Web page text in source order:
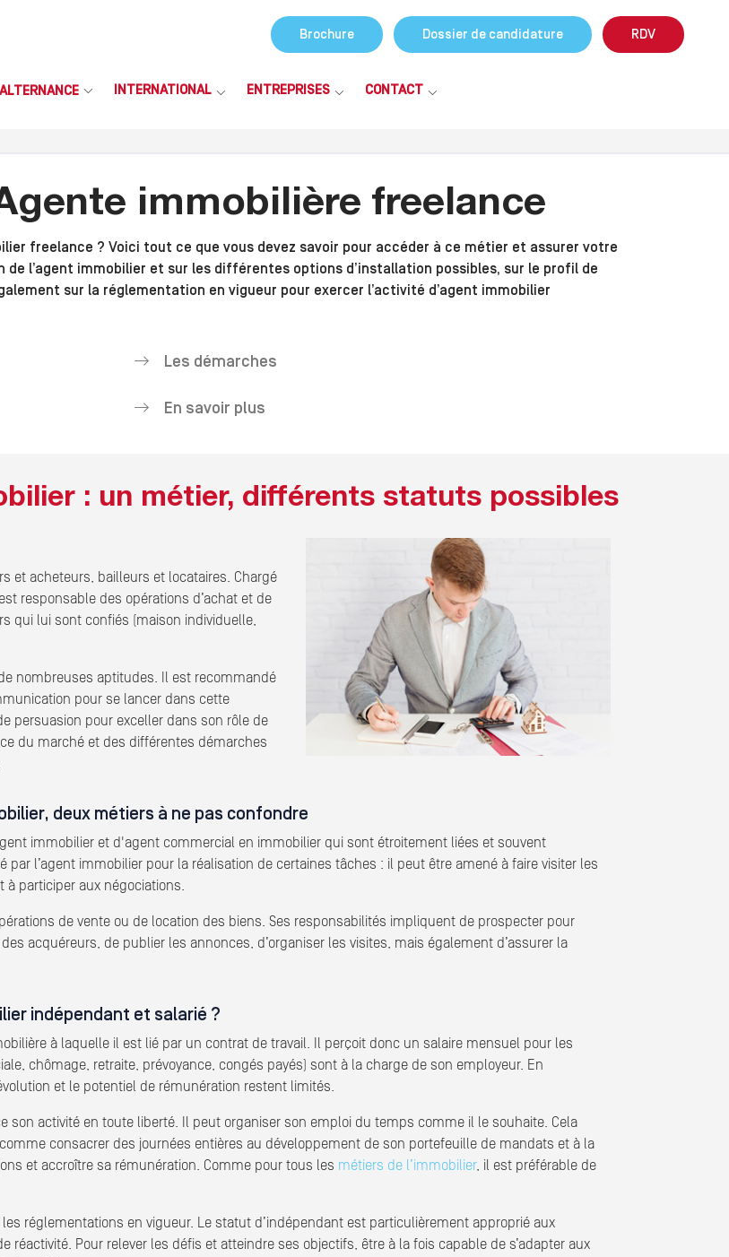
Brochure Dossier de candidature RDV
ALTERNANCE INTERNATIONAL ENTREPRISES CONTACT
immobilière freelance
freelance ? Voici tout ce que vous devez savoir pour accéder à ce métier et assurer votre
l’agent immobilier et sur les différentes options d’installation possibles, sur le profil de
sur la réglementation en vigueur pour exercer l’activité d’agent immobilier
Les démarches
En savoir plus
: un métier, différents statuts possibles
et acheteurs, bailleurs et locataires. Chargé
responsable des opérations d’achat et de
qui lui sont confiés (maison individuelle,
nombreuses aptitudes. Il est recommandé
pour se lancer dans cette
persuasion pour exceller dans son rôle de
du marché et des différentes démarches
deux métiers à ne pas confondre
immobilier et d'agent commercial en immobilier qui sont étroitement liées et souvent
l’agent immobilier pour la réalisation de certaines tâches : il peut être amené à faire visiter les
participer aux négociations.
de vente ou de location des biens. Ses responsabilités impliquent de prospecter pour
acquéreurs, de publier les annonces, d’organiser les visites, mais également d’assurer la
indépendant et salarié ?
à laquelle il est lié par un contrat de travail. Il perçoit donc un salaire mensuel pour les
chômage, retraite, prévoyance, congés payés) sont à la charge de son employeur. En
et le potentiel de rémunération restent limités.
son activité en toute liberté. Il peut organiser son emploi du temps comme il le souhaite. Cela
consacrer des journées entières au développement de son portefeuille de mandats et à la
et accroître sa rémunération. Comme pour tous les métiers de l’immobilier, il est préférable de
réglementations en vigueur. Le statut d’indépendant est particulièrement approprié aux
réactivité. Pour relever les défis et atteindre ses objectifs, être à la fois capable de s’adapter aux